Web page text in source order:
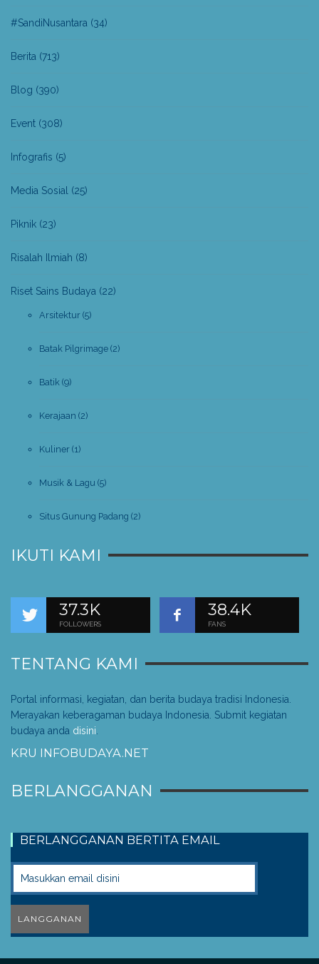
#SandiNusantara (34)
Berita (713)
Blog (390)
Event (308)
Infografis (5)
Media Sosial (25)
Piknik (23)
Risalah Ilmiah (8)
Riset Sains Budaya (22)
Arsitektur (5)
Batak Pilgrimage (2)
Batik (9)
Kerajaan (2)
Kuliner (1)
Musik & Lagu (5)
Situs Gunung Padang (2)
IKUTI KAMI
37.3K
FOLLOWERS
38.4K
FANS
TENTANG KAMI
Portal informasi, kegiatan, dan berita budaya tradisi Indonesia.
Merayakan keberagaman budaya Indonesia. Submit kegiatan
budaya anda disini
KRU INFOBUDAYA.NET
BERLANGGANAN
BERLANGGANAN BERTITA EMAIL